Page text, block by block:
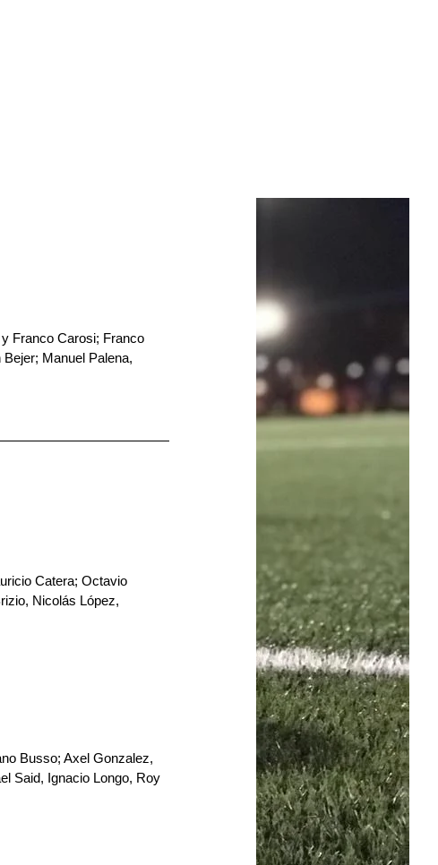
Franco Carosi; Franco
Manuel Palena,
Catera; Octavio
Nicolás López,
Busso; Axel Gonzalez,
Said, Ignacio Longo, Roy